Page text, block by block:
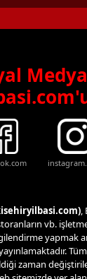
,
vb.
yapmak
zaman